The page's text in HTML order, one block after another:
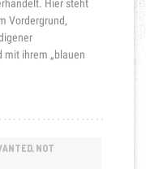
Hier steht
Vordergrund,
mit ihrem „blauen
NOT